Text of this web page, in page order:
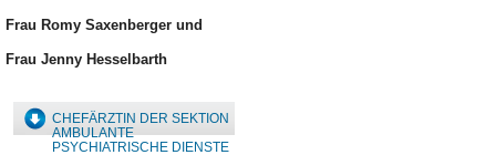
Frau Romy Saxenberger und
Frau Jenny Hesselbarth
CHEFÄRZTIN DER SEKTION
AMBULANTE
PSYCHIATRISCHE DIENSTE